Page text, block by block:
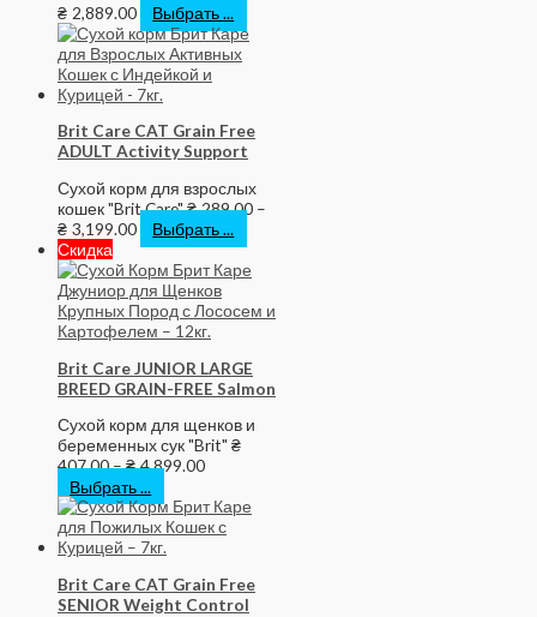
₴ 2,889.00 Выбрать ...
Brit Care CAT Grain Free
ADULT Activity Support
Сухой корм для взрослых
кошек "Brit Care"₴ 289.00 –
₴ 3,199.00
Выбрать ...
Скидка
Brit Care JUNIOR LARGE
BREED GRAIN-FREE Salmon
Сухой корм для щенков и
беременных сук "Brit" ₴
407.00–₴ 4,899.00
Выбрать ...
Brit Care CAT Grain Free
SENIOR Weight Control